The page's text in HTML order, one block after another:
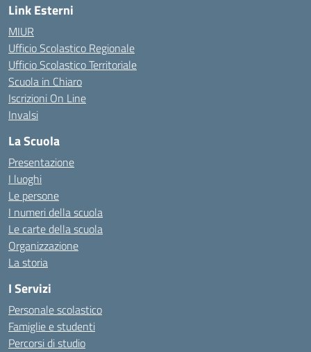
Link Esterni
MIUR
Ufficio Scolastico Regionale
Ufficio Scolastico Territoriale
Scuola in Chiaro
Iscrizioni On Line
Invalsi
La Scuola
Presentazione
I luoghi
Le persone
I numeri della scuola
Le carte della scuola
Organizzazione
La storia
I Servizi
Personale scolastico
Famiglie e studenti
Percorsi di studio